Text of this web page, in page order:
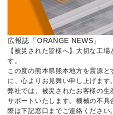
広報誌「ORANGE NEWS」
【被災された皆様へ】大切な工
す。
この度の熊本県熊本地方を震源
に、心よりお見舞い申し上げます。
弊社では、被災されたお客様の
サポートいたします。機械の不
際は下記窓口までご連絡ください。